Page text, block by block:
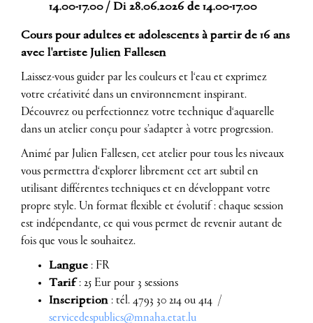
14.00-17.00 / Di 28.06.2026 de 14.00-17.00
Cours pour adultes et adolescents à partir de 16 ans
avec l'artiste Julien Fallesen
Laissez-vous guider par les couleurs et l‘eau et exprimez
votre créativité dans un environnement inspirant.
Découvrez ou perfectionnez votre technique d‘aquarelle
dans un atelier conçu pour s’adapter à votre progression.
Animé par Julien Fallesen, cet atelier pour tous les niveaux
vous permettra d‘explorer librement cet art subtil en
utilisant différentes techniques et en développant votre
propre style. Un format flexible et évolutif : chaque session
est indépendante, ce qui vous permet de revenir autant de
fois que vous le souhaitez.
Langue : FR
Tarif: 25 Eur pour 3 sessions
Inscription : tél. 4793 30 214 ou 414 /
servicedespublics@mnaha.etat.lu